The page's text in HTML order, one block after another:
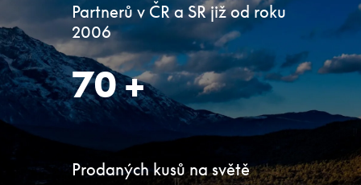
Partnerů v ČR a SR již od roku
2006
70+
Prodaných kusů na světě